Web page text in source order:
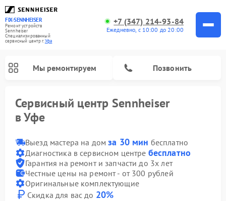
FIX-SENNHEISER
Ремонт устройств
Sennheiser
Специализированный
cервисный центр г.Уфа
+7 (347) 214-93-84
Ежедневно, с 10:00 до 20:00
Мы ремонтируем Позвонить
Сервисный центр Sennheiser
в Уфе
Выезд мастера на домза 30 мин бесплатно
Диагностика в сервисном центре бесплатно
Гарантия на ремонт и запчасти до 3х лет
Честные цены на ремонт - от 300 рублей
Оригинальные комплектующие
Скидка для вас до 20%